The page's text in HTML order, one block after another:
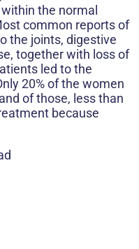
the normal
common reports of
the joints, digestive
together with loss of
led to the
20% of the women
of those, less than
because